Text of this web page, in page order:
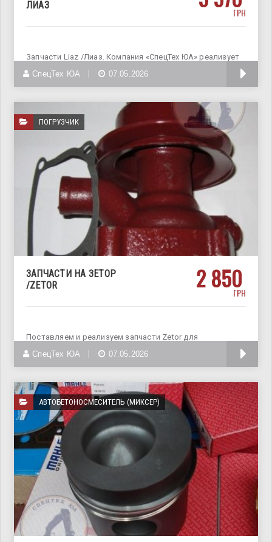
ЛИАЗ
ГРН
Запчасти Liaz /Лиаз. Компания «СпецТех ЮА» реализует
запчасти к двигателям
СпецТех ЮА 07.05.2026
ПОГРУЗЧИК
ЗАПЧАСТИ НА ЗЕТОР
/ZETOR
2 850
ГРН
Поставляем и реализуем запчасти Zetor для
капитального ремонта дизельного двигателя.
СпецТех ЮА 07.05.2026
АВТОБЕТОНОСМЕСИТЕЛЬ (МИКСЕР)